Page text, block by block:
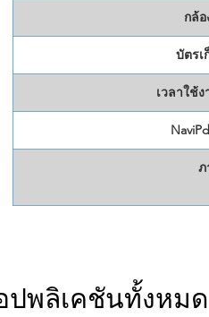
กล้
บัตรเ
เวลาใช้
ภ
ปพลิเคชันทั้งหมด